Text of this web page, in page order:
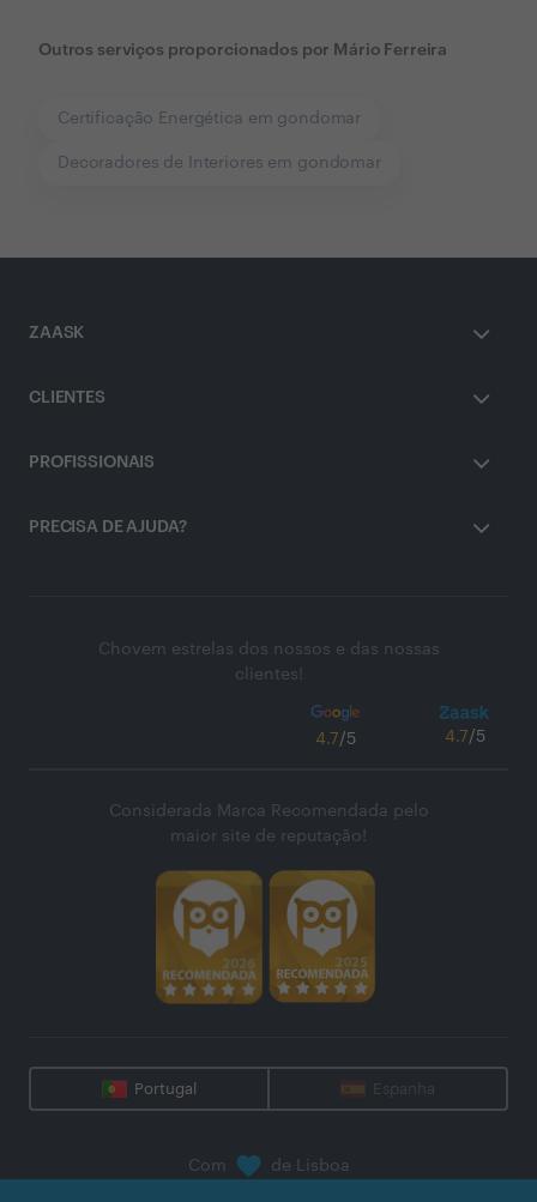
Outros serviços proporcionados por Mário Ferreira
Certificação Energética em gondomar
Decoradores de Interiores em gondomar
ZAASK
CLIENTES
PROFISSIONAIS
PRECISA DE AJUDA?
Chovem estrelas dos nossos e das nossas
clientes!
4.7/5 4.7/5
Considerada Marca Recomendada pelo
maior site de reputação!
Portugal Espanha
Com de Lisboa